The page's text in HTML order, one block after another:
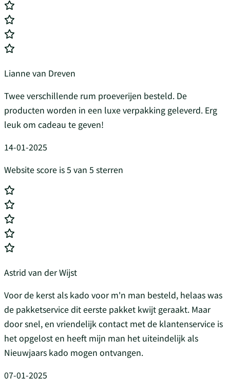
Lianne van Dreven
Twee verschillende rum proeverijen besteld. De
producten worden in een luxe verpakking geleverd. Erg
leuk om cadeau te geven!
14-01-2025
Website score is 5 van 5 sterren
Astrid van der Wijst
Voor de kerst als kado voor m'n man besteld, helaas was
de pakketservice dit eerste pakket kwijt geraakt. Maar
door snel, en vriendelijk contact met de klantenservice is
het opgelost en heeft mijn man het uiteindelijk als
Nieuwjaars kado mogen ontvangen.
07-01-2025